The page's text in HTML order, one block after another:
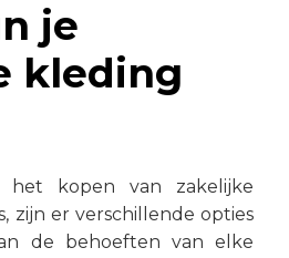
je
kleding
kopen van zakelijke
zijn er verschillende opties
de behoeften van elke